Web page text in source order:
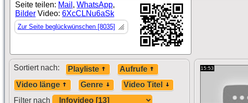
Seite teilen: Mail , WhatsApp,
Bilder Video: 6XcCLNu6aSk
Zur Seite beglückwünschen [8035]
Sortiert nach: Playliste
Aufrufe
Video länge
Genre
Video Titel
Filter nach
15:53